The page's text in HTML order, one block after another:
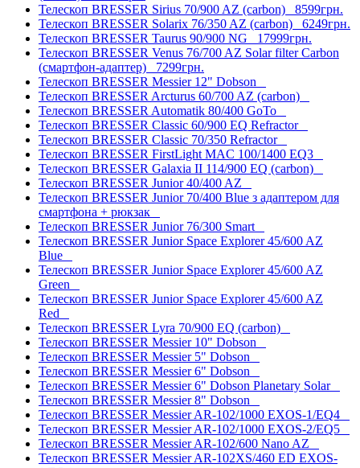
Телескоп BRESSER Sirius 70/900 AZ (carbon) 8599грн.
Телескоп BRESSER Solarix 76/350 AZ (carbon) 6249грн.
Телескоп BRESSER Taurus 90/900 NG 17999грн.
Телескоп BRESSER Venus 76/700 AZ Solar filter Carbon
(смартфон-адаптер) 7299грн.
Телескоп BRESSER Messier 12" Dobson
Телескоп BRESSER Arcturus 60/700 AZ (carbon)
Телескоп BRESSER Automatik 80/400 GoTo
Телескоп BRESSER Classic 60/900 EQ Refractor
Телескоп BRESSER Classic 70/350 Refractor
Телескоп BRESSER FirstLight MAC 100/1400 EQ3
Телескоп BRESSER Galaxia II 114/900 EQ (carbon)
Телескоп BRESSER Junior 40/400 AZ
Телескоп BRESSER Junior 70/400 Blue з адаптером для
смартфона + рюкзак
Телескоп BRESSER Junior 76/300 Smart
Телескоп BRESSER Junior Space Explorer 45/600 AZ
Blue
Телескоп BRESSER Junior Space Explorer 45/600 AZ
Green
Телескоп BRESSER Junior Space Explorer 45/600 AZ
Red
Телескоп BRESSER Lyra 70/900 EQ (carbon)
Телескоп BRESSER Messier 10" Dobson
Телескоп BRESSER Messier 5" Dobson
Телескоп BRESSER Messier 6" Dobson
Телескоп BRESSER Messier 6" Dobson Planetary Solar
Телескоп BRESSER Messier 8" Dobson
Телескоп BRESSER Messier AR-102/1000 EXOS-1/EQ4
Телескоп BRESSER Messier AR-102/1000 EXOS-2/EQ5
Телескоп BRESSER Messier AR-102/600 Nano AZ
Телескоп BRESSER Messier AR-102XS/460 ED EXOS-